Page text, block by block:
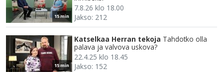
15 min
7.8.26 klo 18.00
Jakso: 212
15 min
Katselkaa Herran tekoja Tahdotko olla
palava ja valvova uskova?
22.4.25 klo 18.45
Jakso: 152